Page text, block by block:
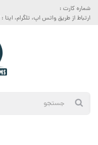
شماره کارت :
ارتباط از طریق واتس اپ، تلگرام، ایتا :